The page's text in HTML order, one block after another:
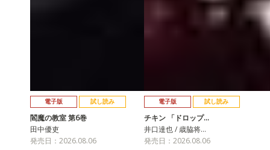
電子版 試し読み
閻魔の教室 第6巻
田中優吏
発売日：2026.08.06
電子版 試し読み
チキン 「ドロップ…
井口達也 / 歳脇将…
発売日：2026.08.06